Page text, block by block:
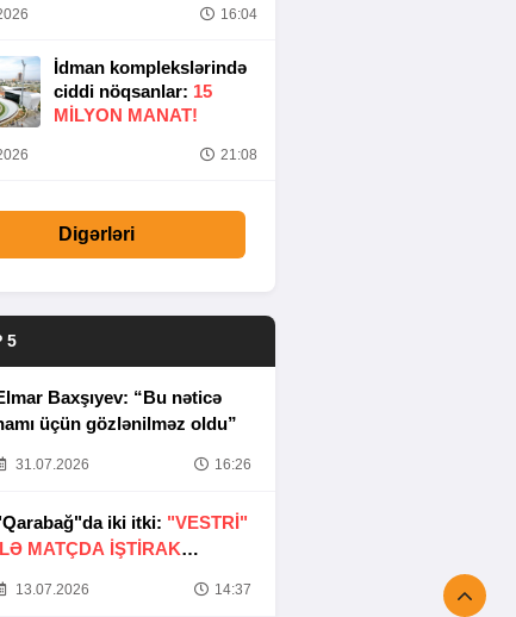
16:04
İdman komplekslərində
ciddi nöqsanlar: 15
MILYON MANAT!
21:08
Digərləri
5
Baxşıyev: “Bu nəticə
üçün gözlənilməz oldu”
31.07.2026 16:26
iki itki: "VESTRİ"
MATÇDA İŞTİRAK
13.07.2026 14:37